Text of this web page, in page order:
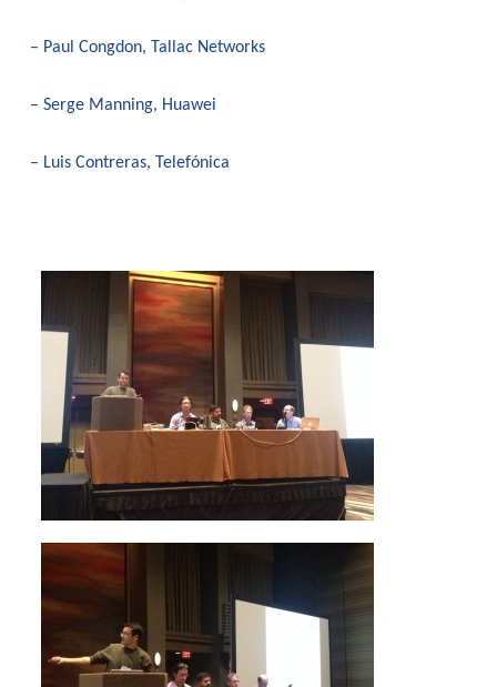
– Paul Congdon, Tallac Networks
– Serge Manning, Huawei
– Luis Contreras, Telefónica